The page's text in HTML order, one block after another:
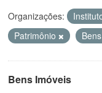
Organizações:
Patrimônio
Bens Imóveis